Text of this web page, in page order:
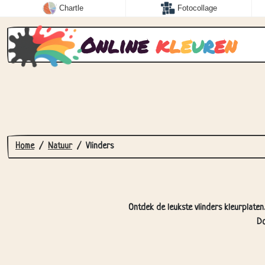
Chartle Fotocollage
Online kleuren
Home Natuur Vlinders
Ontdek de leukste vlinders